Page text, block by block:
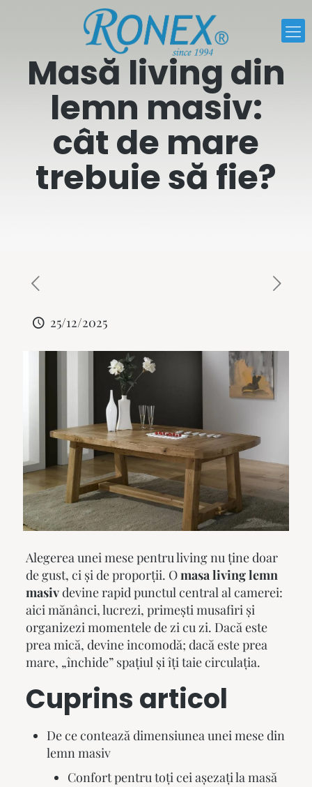
Masă living din
lemn masiv:
cât de mare
trebuie să fie?
25/12/2025
Alegerea unei mese pentru living nu ține doar
de gust, ci și de proporții. Omasa living lemn
masivdevine rapid punctul central al camerei:
aici mănânci, lucrezi, primești musafiri și
organizezi momentele de zi cu zi. Dacă este
prea mică, devine incomodă; dacă este prea
mare, „închide” spațiul și îți taie circulația.
Cuprins articol
De ce contează dimensiunea unei mese din
lemn masiv
Confort pentru toți cei așezați la masă